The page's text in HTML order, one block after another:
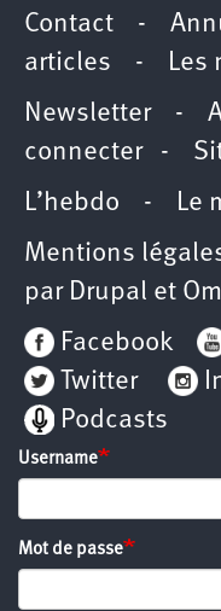
Contact -
articles -
Les
Newsletter-
connecter-
L’hebdo -
Le
Mentions
par Drupal et
Facebook
Twitter
Podcasts
Username
Mot de passe